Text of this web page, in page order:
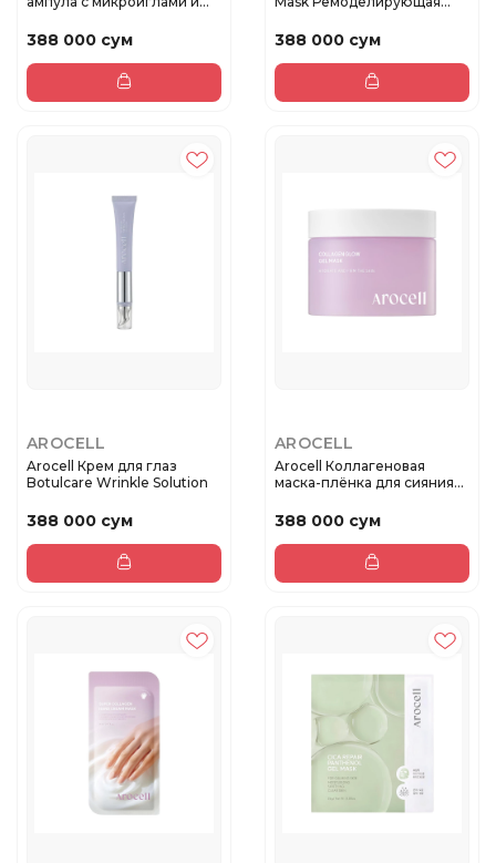
388 000 сум 388 000 сум
AROCELL
Arocell Крем для глаз
Botulcare Wrinkle Solution
388 000 сум
AROCELL
Arocell Коллагеновая
маска-плёнка для сияния
388 000 сум